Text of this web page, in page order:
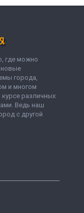
где можно
новые
города,
и многом
различных
Ведь наш
с другой